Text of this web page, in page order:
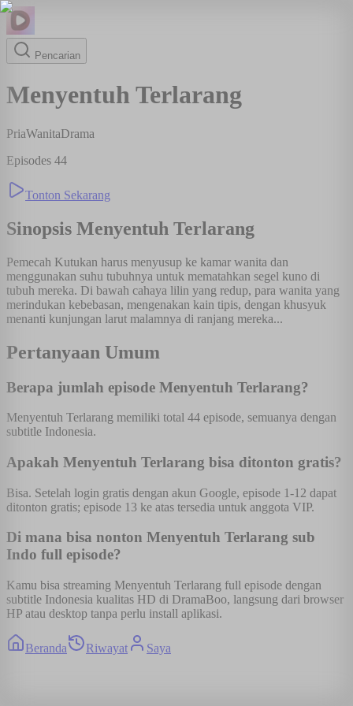
Pencarian
Menyentuh Terlarang
PriaWanitaDrama
Episodes 44
Tonton Sekarang
Sinopsis Menyentuh Terlarang
Pemecah Kutukan harus menyusup ke kamar wanita dan
menggunakan suhu tubuhnya untuk mematahkan segel kuno di
tubuh mereka. Di bawah cahaya lilin yang redup, para wanita yang
merindukan kebebasan, mengenakan kain tipis, dengan khusyuk
menanti kunjungan larut malamnya di ranjang mereka...
Pertanyaan Umum
Berapa jumlah episode Menyentuh Terlarang?
Menyentuh Terlarang memiliki total 44 episode, semuanya dengan
subtitle Indonesia.
Apakah Menyentuh Terlarang bisa ditonton gratis?
Bisa. Setelah login gratis dengan akun Google, episode 1-12 dapat
ditonton gratis; episode 13 ke atas tersedia untuk anggota VIP.
Di mana bisa nonton Menyentuh Terlarang sub
Indo full episode?
Kamu bisa streaming Menyentuh Terlarang full episode dengan
subtitle Indonesia kualitas HD di DramaBoo, langsung dari browser
HP atau desktop tanpa perlu install aplikasi.
Beranda Riwayat Saya